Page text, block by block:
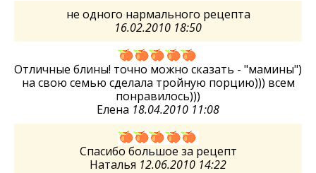
не одного нармального рецепта
16.02.2010 18:50
Отличные блины! точно можно сказать - "мамины")
на свою семью сделала тройную порцию))) всем
понравилось)))
Елена 18.04.2010 11:08
Спасибо большое за рецепт
Наталья 12.06.2010 14:22